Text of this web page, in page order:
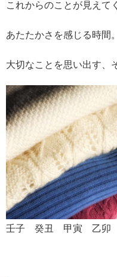
これからのことが見えて
あたたかさを感じる時間。
大切なことを思い出す、
壬子 癸丑 甲寅 乙